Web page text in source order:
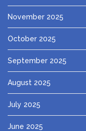
November 2025
October 2025
September 2025
August 2025
July 2025
June 2025